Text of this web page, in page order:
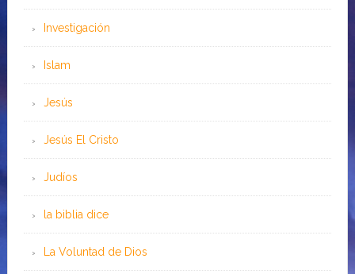
Investigación
Islam
Jesús
Jesús El Cristo
Judíos
la biblia dice
La Voluntad de Dios